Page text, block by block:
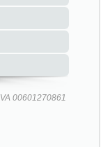
00601270861